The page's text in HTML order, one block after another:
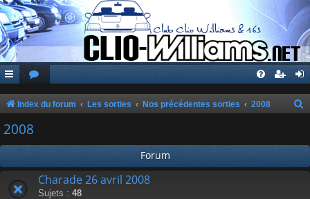
Index du forum Les sorties Nos précédentes sorties 2008
2008
Forum
Charade 26 avril 2008
Sujets : 48